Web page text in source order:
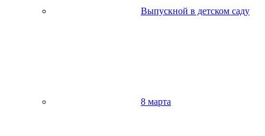
Выпускной в детском саду
8 марта